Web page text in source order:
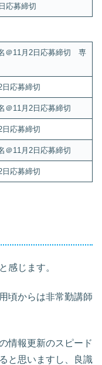
応募締切
＠11月2日応募締切 専
日応募締切
＠11月2日応募締切
日応募締切
＠11月2日応募締切
日応募締切
感じます。
頃からは非常勤講師
情報更新のスピード
と思いますし、良識